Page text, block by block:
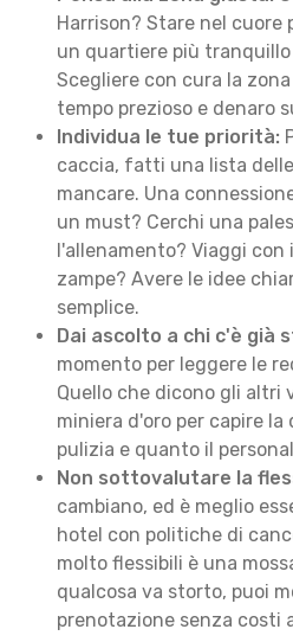
Harrison? Stare nel
un quartiere più
Scegliere con cura la
tempo prezioso e denaro
Individua le tue priorità:
caccia, fatti una lista
mancare. Una
un must? Cerchi una
l'allenamento? Viaggi
zampe? Avere le idee
semplice.
Dai ascolto a chi c'è già
momento per leggere le
Quello che dicono gli altri
miniera d'oro per capire
pulizia e quanto il
Non sottovalutare la
cambiano, ed è meglio
hotel con politiche di
molto flessibili è una
qualcosa va storto, puoi
prenotazione senza costi